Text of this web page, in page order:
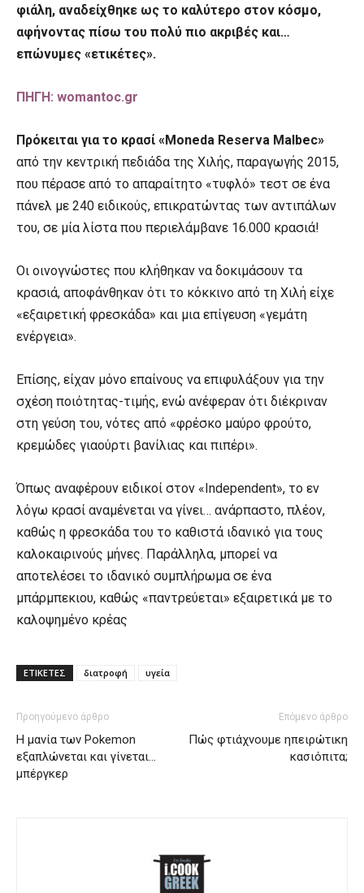
φιάλη, αναδείχθηκε ως το καλύτερο στον κόσμο,
αφήνοντας πίσω του πολύ πιο ακριβές και…
επώνυμες «ετικέτες».
ΠΗΓΗ: womantoc.gr
Πρόκειται για το κρασί «Moneda Reserva Malbec»
από την κεντρική πεδιάδα της Χιλής, παραγωγής 2015,
που πέρασε από το απαραίτητο «τυφλό» τεστ σε ένα
πάνελ με 240 ειδικούς, επικρατώντας των αντιπάλων
του, σε μία λίστα που περιελάμβανε 16.000 κρασιά!
Οι οινογνώστες που κλήθηκαν να δοκιμάσουν τα
κρασιά, αποφάνθηκαν ότι το κόκκινο από τη Χιλή είχε
«εξαιρετική φρεσκάδα» και μια επίγευση «γεμάτη
ενέργεια».
Επίσης, είχαν μόνο επαίνους να επιφυλάξουν για την
σχέση ποιότητας-τιμής, ενώ ανέφεραν ότι διέκριναν
στη γεύση του, νότες από «φρέσκο μαύρο φρούτο,
κρεμώδες γιαούρτι βανίλιας και πιπέρι».
Όπως αναφέρουν ειδικοί στον «Independent», το εν
λόγω κρασί αναμένεται να γίνει… ανάρπαστο, πλέον,
καθώς η φρεσκάδα του το καθιστά ιδανικό για τους
καλοκαιρινούς μήνες. Παράλληλα, μπορεί να
αποτελέσει το ιδανικό συμπλήρωμα σε ένα
μπάρμπεκιου, καθώς «παντρεύεται» εξαιρετικά με το
καλοψημένο κρέας
ΕΤΙΚΕΤΕΣ διατροφή υγεία
Προηγούμενο άρθρο
Η μανία των Pokemon
εξαπλώνεται και γίνεται…
μπέργκερ
Επόμενο άρθρο
Πώς φτιάχνουμε ηπειρώτικη
κασιόπιτα;